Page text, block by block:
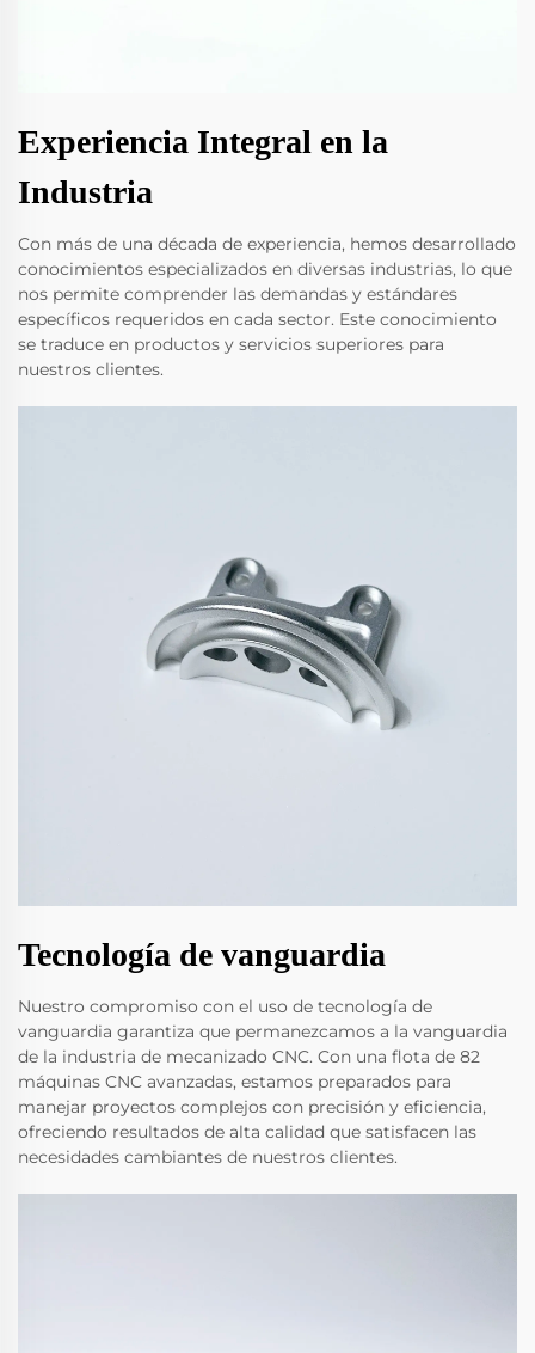
Experiencia Integral en la
Industria
Con más de una década de experiencia, hemos desarrollado
conocimientos especializados en diversas industrias, lo que
nos permite comprender las demandas y estándares
específicos requeridos en cada sector. Este conocimiento
se traduce en productos y servicios superiores para
nuestros clientes.
Tecnología de vanguardia
Nuestro compromiso con el uso de tecnología de
vanguardia garantiza que permanezcamos a la vanguardia
de la industria de mecanizado CNC. Con una flota de 82
máquinas CNC avanzadas, estamos preparados para
manejar proyectos complejos con precisión y eficiencia,
ofreciendo resultados de alta calidad que satisfacen las
necesidades cambiantes de nuestros clientes.